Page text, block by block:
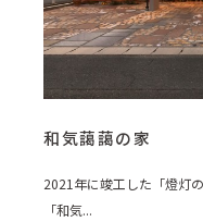
和気藹藹の家
2021年に竣工した「燈灯
「和気...